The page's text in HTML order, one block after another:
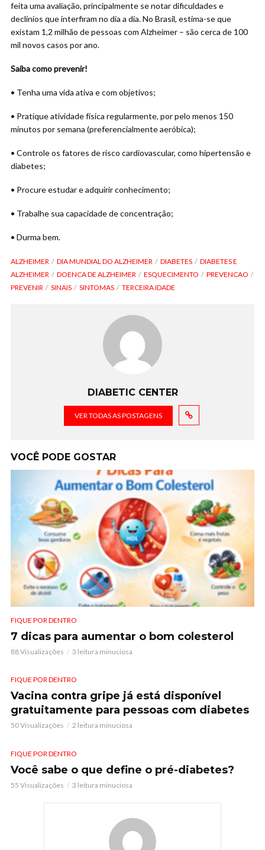
feita uma avaliação, principalmente se notar dificuldades e
declínios que interfiram no dia a dia. No Brasil, estima-se que
existam 1,2 milhão de pessoas com Alzheimer – são cerca de 100
mil novos casos por ano.
Saiba como prevenir!
• Tenha uma vida ativa e com objetivos;
• Pratique atividade física regularmente, por pelo menos 150
minutos por semana (preferencialmente aeróbica);
• Controle os fatores de risco cardiovascular, como hipertensão e
diabetes;
• Procure estudar e adquirir conhecimento;
• Trabalhe sua capacidade de concentração;
• Durma bem.
ALZHEIMER DIA MUNDIAL DO ALZHEIMER DIABETES
DIABETES E
ALZHEIMER
DOENCA DE ALZHEIMER ESQUECIMENTO
PREVENCAO
PREVENIR
SINAIS SINTOMAS TERCEIRA IDADE
DIABETIC CENTER
VER TODAS AS POSTAGENS
VOCÊ PODE GOSTAR
FIQUE POR DENTRO
7 dicas para aumentar o bom colesterol
88 Visualizações 3 leitura minuciosa
FIQUE POR DENTRO
Vacina contra gripe já está disponível
gratuitamente para pessoas com diabetes
50 Visualizações 2 leitura minuciosa
FIQUE POR DENTRO
Você sabe o que define o pré-diabetes?
55 Visualizações 3 leitura minuciosa